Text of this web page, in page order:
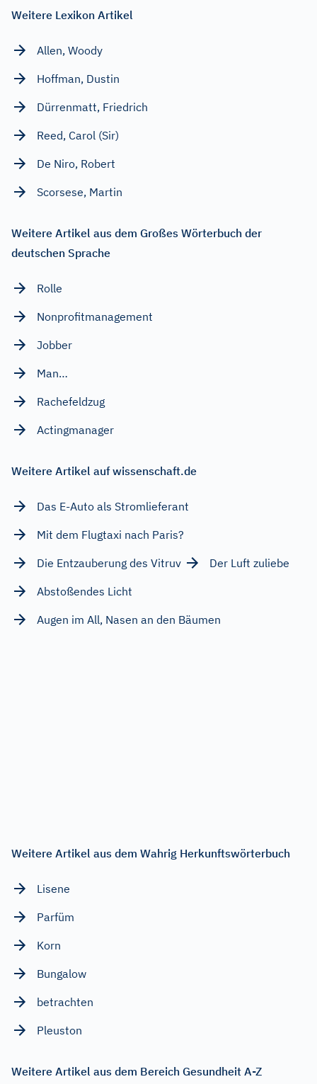
Weitere Lexikon Artikel
Allen, Woody
Hoffman, Dustin
Dürrenmatt, Friedrich
Reed, Carol (Sir)
De Niro, Robert
Scorsese, Martin
Weitere Artikel aus dem Großes Wörterbuch der
deutschen Sprache
Rolle
Nonprofitmanagement
Jobber
Man…
Rachefeldzug
Actingmanager
Weitere Artikel auf wissenschaft.de
Das E-Auto als Stromlieferant
Mit dem Flugtaxi nach Paris?
Die Entzauberung des Vitruv
Der Luft zuliebe
Abstoßendes Licht
Augen im All, Nasen an den Bäumen
Weitere Artikel aus dem Wahrig Herkunftswörterbuch
Lisene
Parfüm
Korn
Bungalow
betrachten
Pleuston
Weitere Artikel aus dem Bereich Gesundheit A-Z